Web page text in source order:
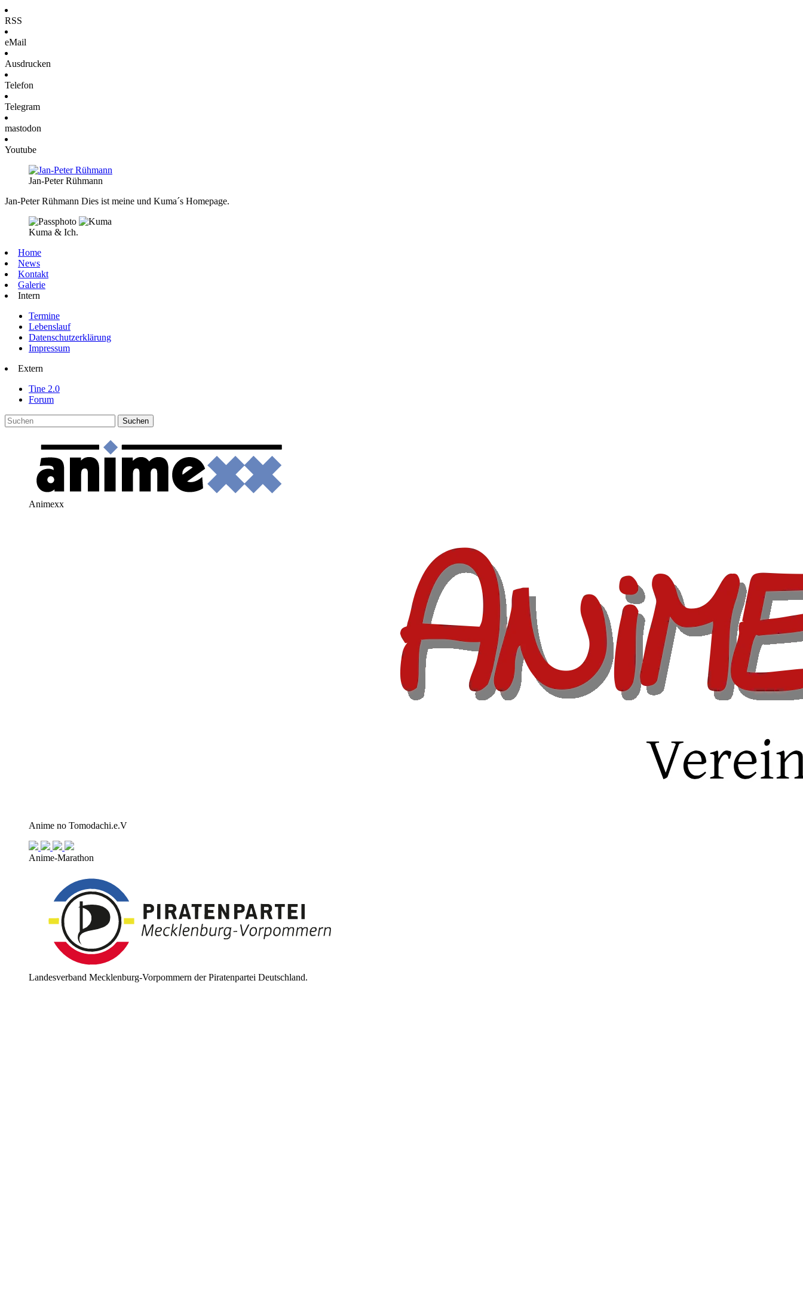
RSS
eMail
Ausdrucken
Telefon
Telegram
mastodon
Youtube
Jan-Peter Rühmann
Jan-Peter Rühmann Dies ist meine und Kuma´s Homepage.
Kuma & Ich.
Home
News
Kontakt
Galerie
Intern
Termine
Lebenslauf
Datenschutzerklärung
Impressum
Extern
Tine 2.0
Forum
Animexx
Anime no Tomodachi.e.V
Anime-Marathon
Landesverband Mecklenburg-Vorpommern der Piratenpartei Deutschland.